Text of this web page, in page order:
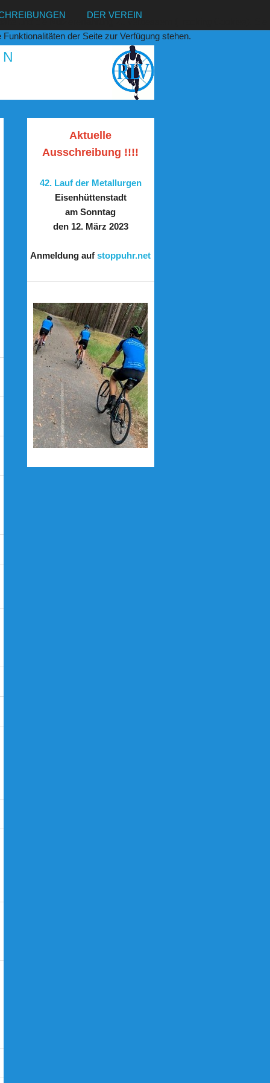
DER VEREIN
Aktuelle
Ausschreibung !!!!
42. Lauf der Metallurgen
Eisenhüttenstadt
am Sonntag
den 12. März 2023
Anmeldung auf stoppuhr.net
und die Nutzererfahrung zu verbessern (Tracking Cookies). Sie
der Seite zur Verfügung stehen.